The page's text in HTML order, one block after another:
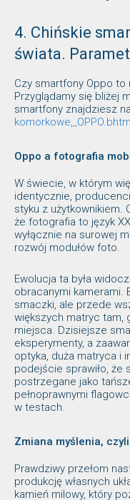
4. Chińskie
świata.
Czy smartfony Oppo
Przyglądamy się bliżej
smartfony znajdziesz na
Oppo a fotografia
W świecie, w którym
identycznie,
styku z użytkownikiem.
że fotografia to język
wyłącznie na surowej
rozwój modułów foto.
Ewolucja ta była
obracanymi kamerami.
smaczki, ale przede
większych matryc tam,
miejsca. Dzisiejsze
eksperymenty, a
optyka, duża matryca i
podejście sprawiło, że
postrzegane jako
pełnoprawnymi
w testach.
Zmiana myślenia,
Prawdziwy przełom
produkcję własnych
kamień milowy, który